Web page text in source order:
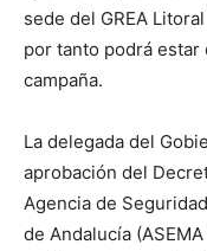
sede del GREA
por tanto podrá
campaña.
La delegada del
aprobación del
Agencia de
de Andalucía